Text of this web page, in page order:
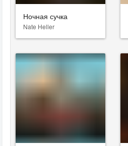
Ночная сучка
Nate Heller